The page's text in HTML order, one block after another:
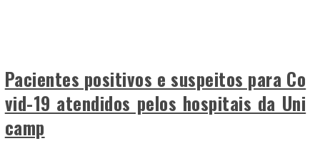
Pacientes positivos e suspeitos para Co
vid-19 atendidos pelos hospitais da Uni
camp